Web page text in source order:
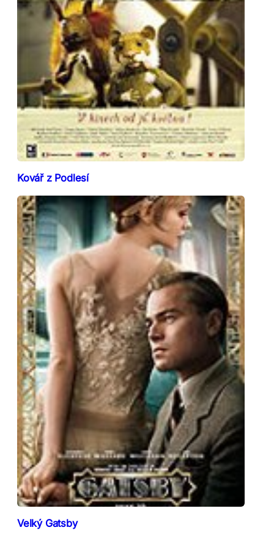
Kovář z Podlesí
Velký Gatsby